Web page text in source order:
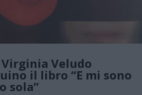
Veludo
il libro “E mi sono
sola”